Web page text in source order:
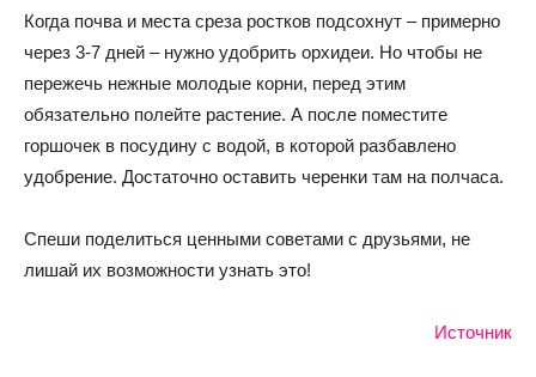
Когда почва и места среза ростков подсохнут – примерно
через 3-7 дней – нужно удобрить орхидеи. Но чтобы не
пережечь нежные молодые корни, перед этим
обязательно полейте растение. А после поместите
горшочек в посудину с водой, в которой разбавлено
удобрение. Достаточно оставить черенки там на полчаса.
Спеши поделиться ценными советами с друзьями, не
лишай их возможности узнать это!
Источник